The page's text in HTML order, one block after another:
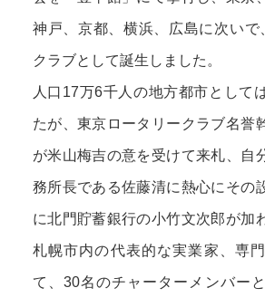
神戸、京都、横浜、広島に次いで
クラブとして誕生しました。
人口17万6千人の地方都市として
たが、東京ロータリークラブ名誉
が米山梅吉の意を受けて来札、自
務所長である佐藤清に熱心にその
に北門貯蓄銀行の小竹文次郎が加
札幌市内の代表的な実業家、専
て、30名のチャーターメンバー